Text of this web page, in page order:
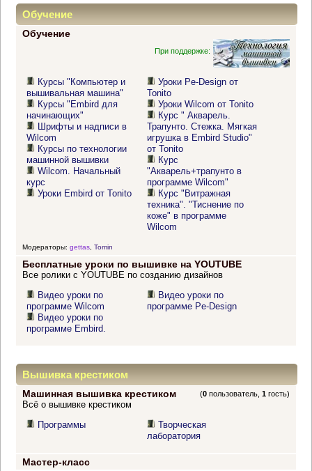
Обучение
Обучение
При поддержке:
Курсы "Компьютер и
вышивальная машина"
Курсы "Embird для
начинающих"
Шрифты и надписи в
Wilcom
Курсы по технологии
машинной вышивки
Wilcom. Начальный
курс
Уроки Embird от Tonito
Уроки Pe-Design от
Tonito
Уроки Wilcom от Tonito
Курс " Акварель.
Трапунто. Стежка. Мягкая
игрушка в Embird Studio"
от Tonito
Курс
"Акварель+трапунто в
программе Wilcom"
Курс "Витражная
техника". "Тиснение по
коже" в программе
Wilcom
Модераторы: gettas, Tomin
Бесплатные уроки по вышивке на YOUTUBE
Все ролики с YOUTUBE по созданию дизайнов
Видео уроки по
программе Wilcom
Видео уроки по
программе Embird.
Видео уроки по
программе Pe-Design
Вышивка крестиком
Машинная вышивка крестиком (0 пользователь,1 гость)
Всё о вышивке крестиком
Программы
Творческая
лаборатория
Мастер-класс